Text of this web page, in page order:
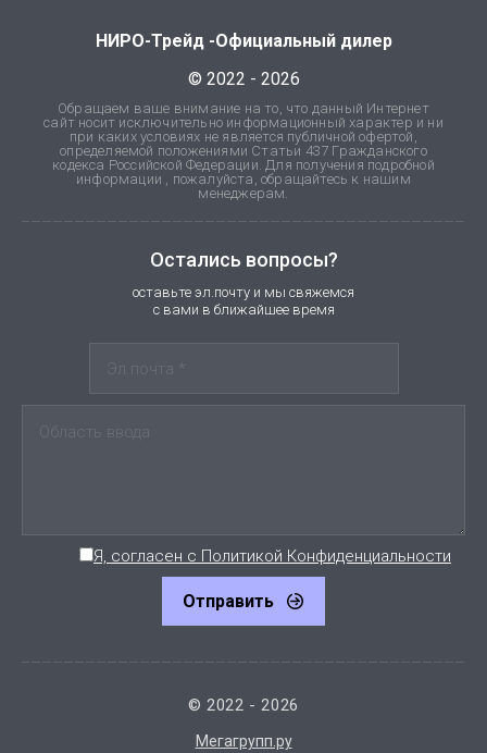
НИРО-Трейд -Официальный дилер
© 2022 - 2026
Обращаем ваше внимание на то, что данный Интернет
сайт носит исключительно информационный характер и ни
при каких условиях не является публичной офертой,
определяемой положениями Статьи 437 Гражданского
кодекса Российской Федерации. Для получения подробной
информации , пожалуйста, обращайтесь к нашим
менеджерам.
Остались вопросы?
оставьте эл.почту и мы свяжемся
с вами в ближайшее время
Я, согласен с Политикой Конфиденциальности
Отправить
© 2022 - 2026
Мегагрупп.ру